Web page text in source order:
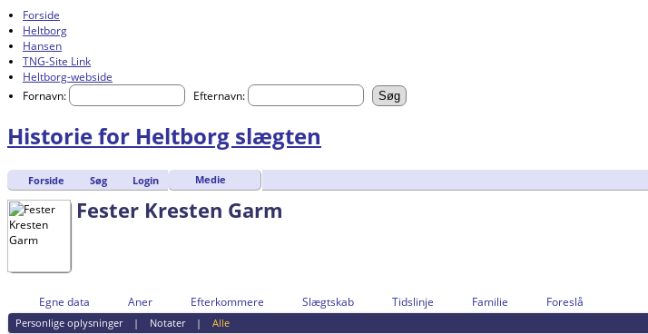
Forside
Heltborg
Hansen
TNG-Site Link
Heltborg-webside
Fornavn:
Efternavn:
Historie for Heltborg slægten
Forside Søg Login Medie
Fester Kresten Garm
Egne data Aner Efterkommere Slægtskab Tidslinje Familie Foreslå
Personlige oplysninger| Notater| Alle